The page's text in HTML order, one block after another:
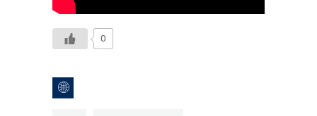
0